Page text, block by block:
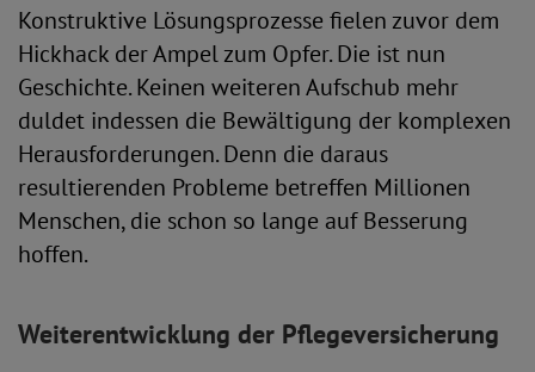
Konstruktive Lösungsprozesse fielen zuvor dem
Hickhack der Ampel zum Opfer. Die ist nun
Geschichte. Keinen weiteren Aufschub mehr
duldet indessen die Bewältigung der komplexen
Herausforderungen. Denn die daraus
resultierenden Probleme betreffen Millionen
Menschen, die schon so lange auf Besserung
hoffen.
Weiterentwicklung der Pflegeversicherung